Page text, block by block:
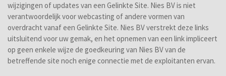
wijzigingen of updates van een Gelinkte Site. Nies BV is niet
verantwoordelijk voor webcasting of andere vormen van
overdracht vanaf een Gelinkte Site. Nies BV verstrekt deze links
uitsluitend voor uw gemak, en het opnemen van een link impliceert
op geen enkele wijze de goedkeuring van Nies BV van de
betreffende site noch enige connectie met de exploitanten ervan.